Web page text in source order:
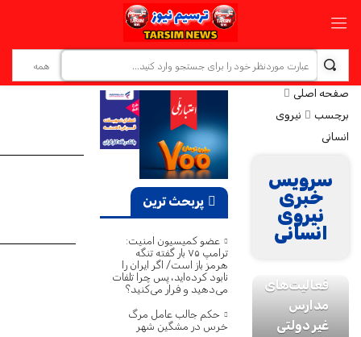
صفحه اصلی
برچسب
نیروی
انسانی
سرویس
خبری
نیروی
انسانی
متولیان
نظام
تعلیم و
تربیت باید
فعالیت‌های
مدارس
غیر دولتی
پربحث ترین
عضو کمیسیون امنیت:
ترامپ ۷۵ بار گفته تنگه
هرمز باز است/ اگر ایران را
نابود کرده‌اید، پس چرا تلفات
می‌دهید و فرار می‌کنید؟
حکم جالب عامل مرگ
خرس در مشگین‌ شهر